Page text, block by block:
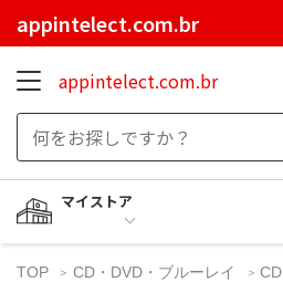
appintelect.com.br
appintelect.com.br
マイストア
TOP CD・DVD・ブルーレイ CD